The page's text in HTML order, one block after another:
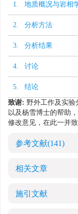
1. 地质概况与岩相
2. 分析方法
3. 分析结果
4. 讨论
5. 结论
致谢: 野外工作及实
以及杨雪博士的帮助
修改意见，在此一并
参考文献(141)
相关文章
施引文献